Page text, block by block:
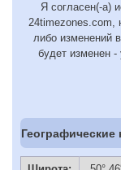
Я согласен(-а)
24timezones.com,
либо изменений
будет изменен
Географические